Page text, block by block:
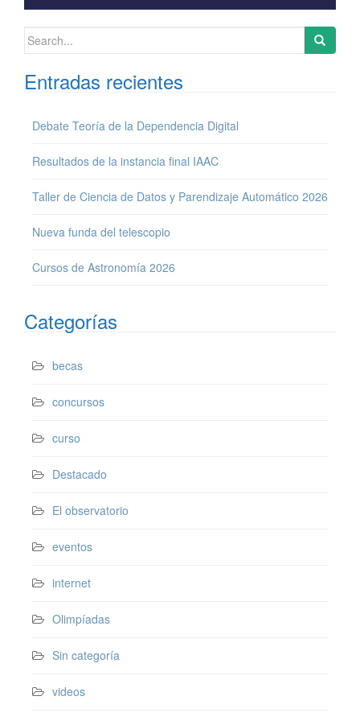
Search for:
Entradas recientes
Debate Teoría de la Dependencia Digital
Resultados de la instancia final IAAC
Taller de Ciencia de Datos y Parendizaje Automático 2026
Nueva funda del telescopio
Cursos de Astronomía 2026
Categorías
becas
concursos
curso
Destacado
El observatorio
eventos
internet
Olimpíadas
Sin categoría
videos